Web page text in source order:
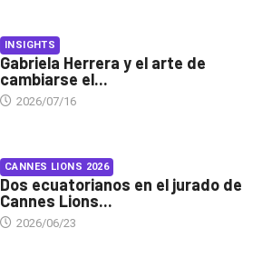
INSIGHTS
Gabriela Herrera y el arte de
cambiarse el...
2026/07/16
CANNES LIONS 2026
Dos ecuatorianos en el jurado de
Cannes Lions...
2026/06/23